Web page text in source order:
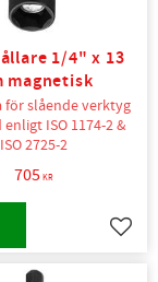
1/4" x 13
magnetisk
för slående verktyg
ISO 1174-2 &
ISO 2725-2
705KR